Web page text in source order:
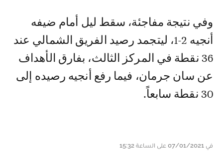
وفي نتيجة مفاجئة، سقط ليل أمام ضيفه
أنجيه 2-1، ليتجمد رصيد الفريق الشمالي عند
36 نقطة في المركز الثالث، بفارق الأهداف
عن سان جرمان، فيما رفع أنجيه رصيده إلى
30 نقطة سابعاً.
في 07/01/2021 على الساعة 15:32